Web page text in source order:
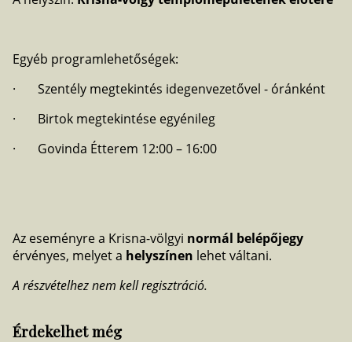
Egyéb programlehetőségek:
· Szentély megtekintés idegenvezetővel - óránként
· Birtok megtekintése egyénileg
· Govinda Étterem 12:00 – 16:00
Az eseményre a Krisna-völgyi normál belépőjegy
érvényes, melyet a helyszínen lehet váltani.
A részvételhez nem kell regisztráció.
Érdekelhet még